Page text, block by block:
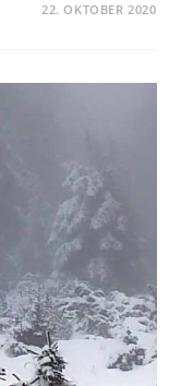
22. OKTOBER 2020